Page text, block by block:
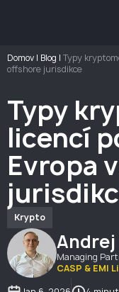
Domov | Blog | Typy
offshore jurisdikce
Typy
licencí
Evropa
Krypto
Managing
CASP & EMI